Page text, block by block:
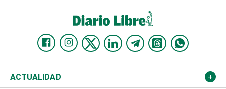
ACTUALIDAD